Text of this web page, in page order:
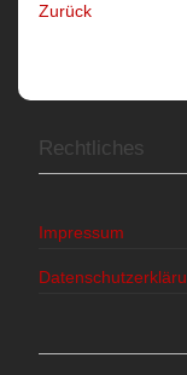
Zurück
Rechtliches
Impressum